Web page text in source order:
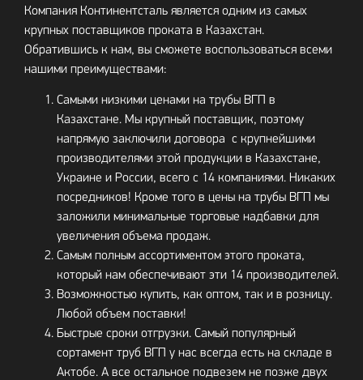
Компания Континентсталь является одним из самых
крупных поставщиков проката в Казахстан.
Обратившись к нам, вы сможете воспользоваться всеми
нашими преимуществами:
Самыми низкими ценами на трубы ВГП в
Казахстане. Мы крупный поставщик, поэтому
напрямую заключили договора с крупнейшими
производителями этой продукции в Казахстане,
Украине и России, всего с 14 компаниями. Никаких
посредников! Кроме того в цены на трубы ВГП мы
заложили минимальные торговые надбавки для
увеличения объема продаж.
Самым полным ассортиментом этого проката,
который нам обеспечивают эти 14 производителей.
Возможностью купить, как оптом, так и в розницу.
Любой объем поставки!
Быстрые сроки отгрузки. Самый популярный
сортамент труб ВГП у нас всегда есть на складе в
Актобе. А все остальное подвезем не позже двух